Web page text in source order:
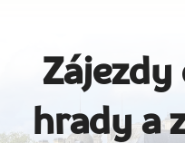
Zájezdy
hrady a